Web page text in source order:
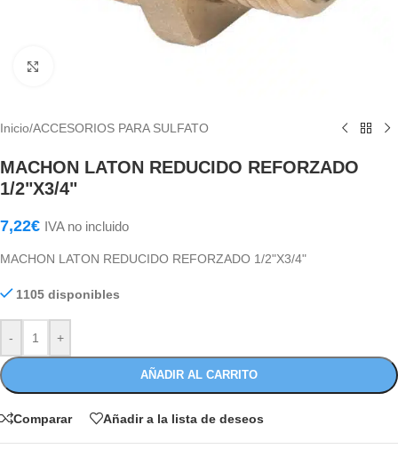
Inicio/ACCESORIOS PARA SULFATO
MACHON LATON REDUCIDO REFORZADO
1/2"X3/4"
7,22€ IVA no incluido
MACHON LATON REDUCIDO REFORZADO 1/2"X3/4"
1105 disponibles
- +
AÑADIR AL CARRITO
Comparar Añadir a la lista de deseos